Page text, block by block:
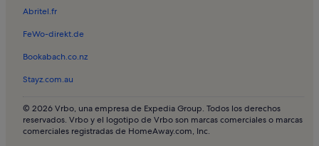
Casas en Claouey
Casas en Lège-Cap-Ferret
Casas en Arcachon
Abritel.fr
FeWo-direkt.de
Bookabach.co.nz
Stayz.com.au
© 2026 Vrbo, una empresa de Expedia Group. Todos los derechos
reservados. Vrbo y el logotipo de Vrbo son marcas comerciales o marcas
comerciales registradas de HomeAway.com, Inc.